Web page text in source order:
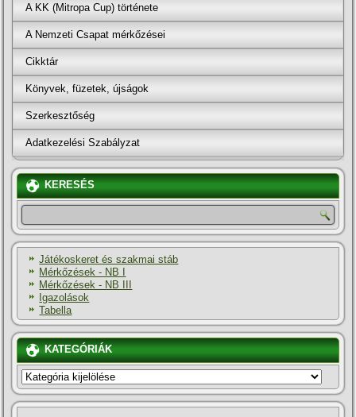
A KK (Mitropa Cup) története
A Nemzeti Csapat mérkőzései
Cikktár
Könyvek, füzetek, újságok
Szerkesztőség
Adatkezelési Szabályzat
KERESÉS
Játékoskeret és szakmai stáb
Mérkőzések - NB I
Mérkőzések - NB III
Igazolások
Tabella
KATEGÓRIÁK
KATEGÓRIÁK